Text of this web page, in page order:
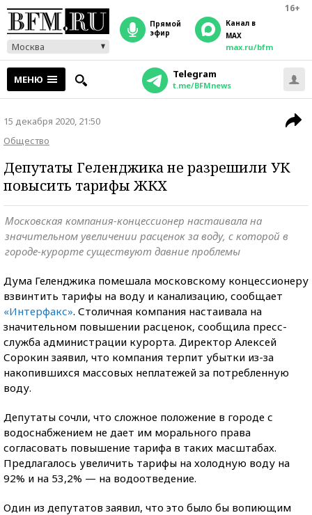
16+
Москва
прямой
эфир
Канал в
MAX
max.ru/bfm
МЕНЮ Telegram
t.me/BFMnews
15 декабря 2020, 21:50
Общество
Депутаты Геленджика не разрешили УК
повысить тарифы ЖКХ
Московская компания-концессионер настаивала на
значительном увеличении расценок за воду, с которой в
городе-курорте существуют давние проблемы
Дума Геленджика помешала московскому концессионеру
взвинтить тарифы на воду и канализацию, сообщает
«Интерфакс». Столичная компания настаивала на
значительном повышении расценок, сообщила пресс-
служба администрации курорта. Директор Алексей
Сорокин заявил, что компания терпит убытки из-за
накопившихся массовых неплатежей за потребленную
воду.
Депутаты сочли, что сложное положение в городе с
водоснабжением не дает им морального права
согласовать повышение тарифа в таких масштабах.
Предлагалось увеличить тарифы на холодную воду на
92% и на 53,2% — на водоотведение.
Один из депутатов заявил, что это было бы вопиющим